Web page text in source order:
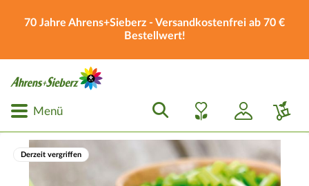
70 Jahre Ahrens+Sieberz - Versandkostenfrei ab 70 €
Bestellwert!
Menü
Derzeit vergriffen